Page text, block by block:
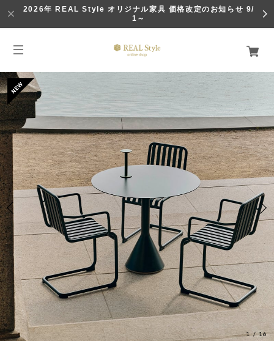
2026年 REAL Style オリジナル家具 価格改定のお知らせ 9/
1～
1/16